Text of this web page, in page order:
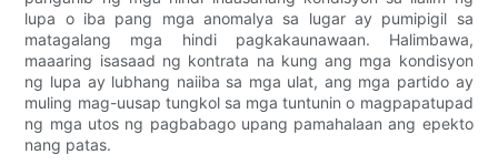
lupa o iba pang mga anomalya sa lugar ay pumipigil sa
matagalang mga hindi pagkakaunawaan. Halimbawa,
maaaring isasaad ng kontrata na kung ang mga kondisyon
ng lupa ay lubhang naiiba sa mga ulat, ang mga partido ay
muling mag-uusap tungkol sa mga tuntunin o magpapatupad
ng mga utos ng pagbabago upang pamahalaan ang epekto
nang patas.